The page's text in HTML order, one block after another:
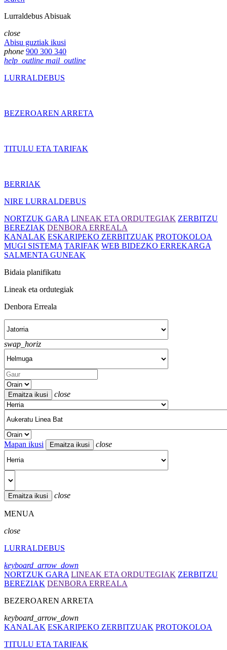
Lurraldebus Abisuak
close
Abisu guztiak ikusi
phone 900 300 340
help_outline mail_outline
LURRALDEBUS
BEZEROAREN ARRETA
TITULU ETA TARIFAK
BERRIAK
NIRE LURRALDEBUS
NORTZUK GARA LINEAK ETA ORDUTEGIAK ZERBITZU
BEREZIAK DENBORA ERREALA
KANALAK ESKARIPEKO ZERBITZUAK PROTOKOLOA
MUGI SISTEMA TARIFAK WEB BIDEZKO ERREKARGA
SALMENTA GUNEAK
Bidaia planifikatu
Lineak eta ordutegiak
Denbora Erreala
swap_horiz
close
Mapan ikusi close
close
MENUA
close
LURRALDEBUS
keyboard_arrow_down
NORTZUK GARA LINEAK ETA ORDUTEGIAK ZERBITZU
BEREZIAK DENBORA ERREALA
BEZEROAREN ARRETA
keyboard_arrow_down
KANALAK ESKARIPEKO ZERBITZUAK PROTOKOLOA
TITULU ETA TARIFAK